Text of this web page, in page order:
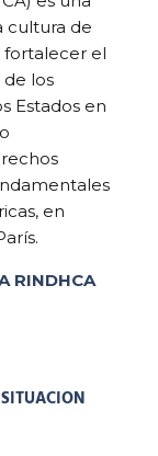
cultura de
fortalecer el
los
Estados en
en
RINDHCA